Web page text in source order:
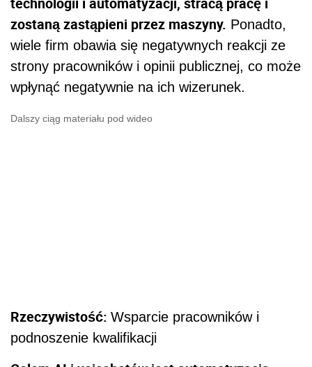
zostaną zastąpieni przez maszyny. Ponadto,
wiele firm obawia się negatywnych reakcji ze
strony pracowników i opinii publicznej, co może
wpłynąć negatywnie na ich wizerunek.
Dalszy ciąg materiału pod wideo
Rzeczywistość: Wsparcie pracowników i
podnoszenie kwalifikacji